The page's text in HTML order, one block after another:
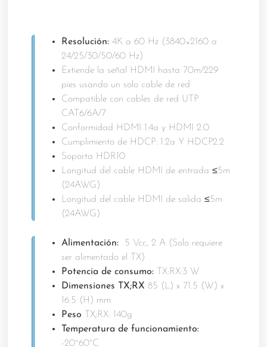
Resolución: 4K a 60 Hz (3840×2160 a
24/25/30/50/60 Hz)
Extiende la señal HDMI hasta 70m/229
pies usando un solo cable de red
Compatible con cables de red UTP
CAT6/6A/7
Conformidad HDMI 1.4a y HDMI 2.0
Cumplimiento de HDCP: 1.2a Y HDCP2.2
Soporta HDR10
Longitud del cable HDMI de entrada ≤5m
(24AWG)
Longitud del cable HDMI de salida ≤5m
(24AWG)
Alimentación: 5 Vcc, 2 A (Solo requiere
ser alimentado el TX)
Potencia de consumo:
TX:RX:3 W
Dimensiones TX;RX 85 (L) x 71.5 (W) x
16.5 (H) mm
Peso
TX;RX: 140g
Temperatura de funcionamiento:
-20~60°C